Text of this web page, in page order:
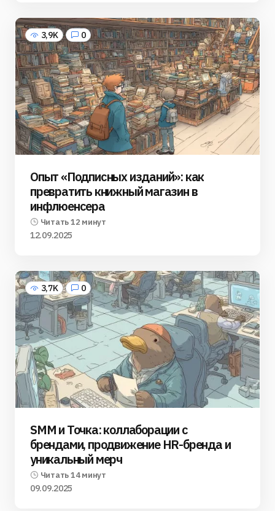
3,9K 0
Опыт «Подписных изданий»: как
превратить книжный магазин в
инфлюенсера
Читать 12 минут
12.09.2025
3,7K 0
SMM и Точка: коллаборации с
брендами, продвижение HR-бренда и
уникальный мерч
Читать 14 минут
09.09.2025